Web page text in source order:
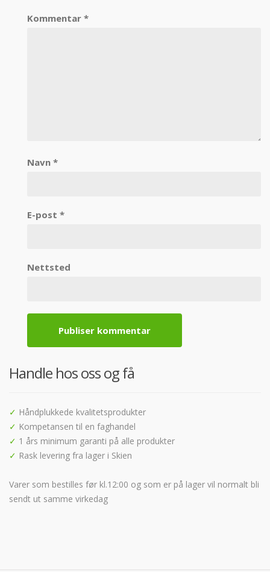
Kommentar *
Navn *
E-post *
Nettsted
Handle hos oss og få
✓ Håndplukkede kvalitetsprodukter
✓ Kompetansen til en faghandel
✓ 1 års minimum garanti på alle produkter
✓ Rask levering fra lager i Skien
Varer som bestilles før kl.12:00 og som er på lager vil normalt bli
sendt ut samme virkedag